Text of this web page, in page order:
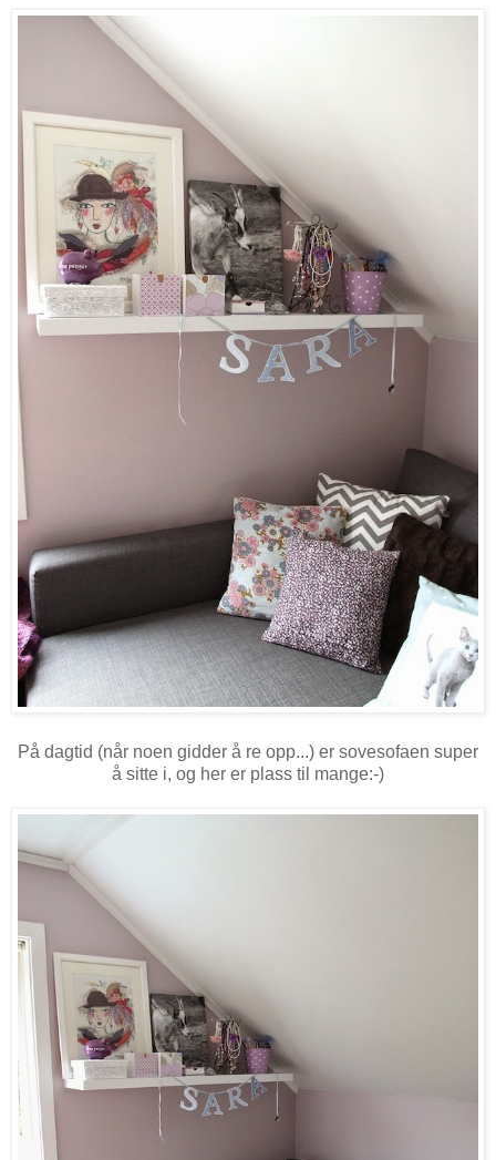
På dagtid (når noen gidder å re opp...) er sovesofaen super
å sitte i, og her er plass til mange:-)